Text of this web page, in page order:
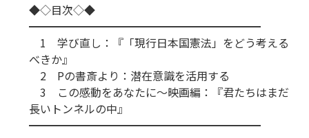
◆◇目次◇◆
━━━━━━━━━━━━━━━━━━━━━
1 学び直し：『「現行日本国憲法」をどう考える
べきか』
2 Pの書斎より：潜在意識を活用する
3 この感動をあなたに～映画編：『君たちはまだ
長いトンネルの中』
━━━━━━━━━━━━━━━━━━━━━